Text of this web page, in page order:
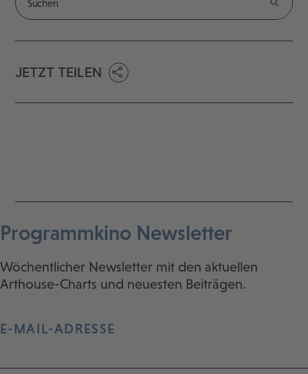
JETZT TEILEN
Programmkino Newsletter
Wöchentlicher Newsletter mit den aktuellen
Arthouse-Charts und neuesten Beiträgen.
E-MAIL-ADRESSE